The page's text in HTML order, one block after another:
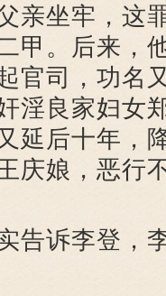
亲坐牢，这
甲。后来，
官司，功名
淫良家妇女
延后十年，
庆娘，恶行
诉李登，